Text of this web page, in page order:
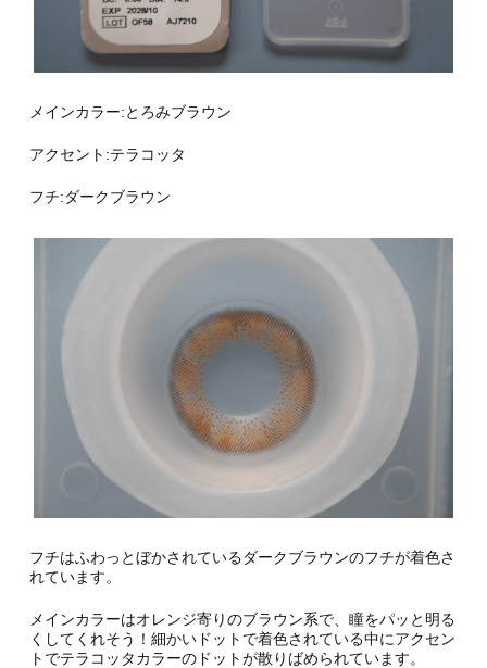
メインカラー:とろみブラウン
アクセント:テラコッタ
フチ:ダークブラウン
フチはふわっとぼかされているダークブラウンのフチが着色さ
れています。
メインカラーはオレンジ寄りのブラウン系で、瞳をパッと明る
くしてくれそう！細かいドットで着色されている中にアクセン
トでテラコッタカラーのドットが散りばめられています。